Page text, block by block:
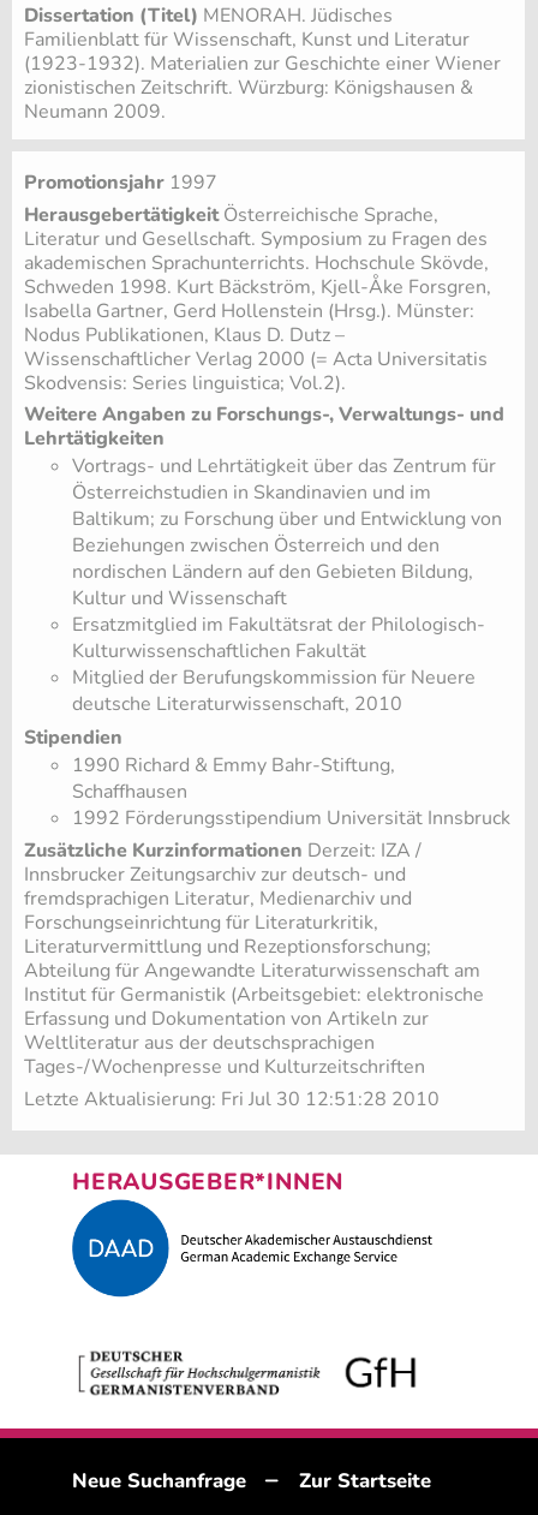
Dissertation (Titel) MENORAH. Jüdisches
Familienblatt für Wissenschaft, Kunst und Literatur
(1923-1932). Materialien zur Geschichte einer Wiener
zionistischen Zeitschrift. Würzburg: Königshausen &
Neumann 2009.
Promotionsjahr 1997
HerausgebertätigkeitÖsterreichische Sprache,
Literatur und Gesellschaft. Symposium zu Fragen des
akademischen Sprachunterrichts. Hochschule Skövde,
Schweden 1998. Kurt Bäckström, Kjell-Åke Forsgren,
Isabella Gartner, Gerd Hollenstein (Hrsg.). Münster:
Nodus Publikationen, Klaus D. Dutz –
Wissenschaftlicher Verlag 2000 (= Acta Universitatis
Skodvensis: Series linguistica; Vol.2).
Weitere Angaben zu Forschungs-, Verwaltungs- und
Lehrtätigkeiten
Vortrags- und Lehrtätigkeit über das Zentrum für
Österreichstudien in Skandinavien und im
Baltikum; zu Forschung über und Entwicklung von
Beziehungen zwischen Österreich und den
nordischen Ländern auf den Gebieten Bildung,
Kultur und Wissenschaft
Ersatzmitglied im Fakultätsrat der Philologisch-
Kulturwissenschaftlichen Fakultät
Mitglied der Berufungskommission für Neuere
deutsche Literaturwissenschaft, 2010
Stipendien
1990 Richard & Emmy Bahr-Stiftung,
Schaffhausen
1992 Förderungsstipendium Universität Innsbruck
Zusätzliche Kurzinformationen Derzeit: IZA /
Innsbrucker Zeitungsarchiv zur deutsch- und
fremdsprachigen Literatur, Medienarchiv und
Forschungseinrichtung für Literaturkritik,
Literaturvermittlung und Rezeptionsforschung;
Abteilung für Angewandte Literaturwissenschaft am
Institut für Germanistik (Arbeitsgebiet: elektronische
Erfassung und Dokumentation von Artikeln zur
Weltliteratur aus der deutschsprachigen
Tages-/Wochenpresse und Kulturzeitschriften
Letzte Aktualisierung: Fri Jul 30 12:51:28 2010
HERAUSGEBER*INNEN
Neue Suchanfrage – Zur Startseite